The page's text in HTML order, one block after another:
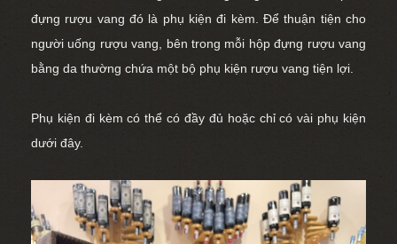
đựng rượu vang đó là phụ kiện đi kèm. Để thuận tiện cho
người uống rượu vang, bên trong mỗi hộp đựng rượu vang
bằng da thường chứa một bộ phụ kiện rượu vang tiện lợi.
Phụ kiện đi kèm có thể có đầy đủ hoặc chỉ có vài phụ kiện
dưới đây.